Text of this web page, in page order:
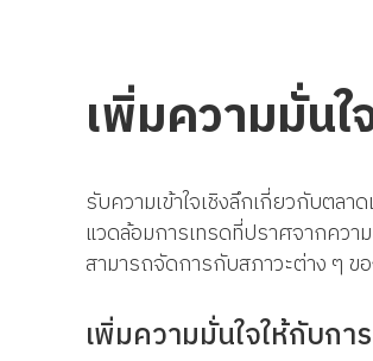
เพิ่มความมั่นใ
รับความเข้าใจเชิงลึกเกี่ยวกับต
แวดล้อมการเทรดที่ปราศจากควา
สามารถจัดการกับสภาวะต่าง ๆ ข
เพิ่มความมั่นใจให้กับกา